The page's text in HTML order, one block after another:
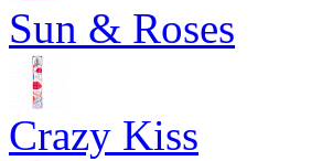
Sun & Roses
Crazy Kiss